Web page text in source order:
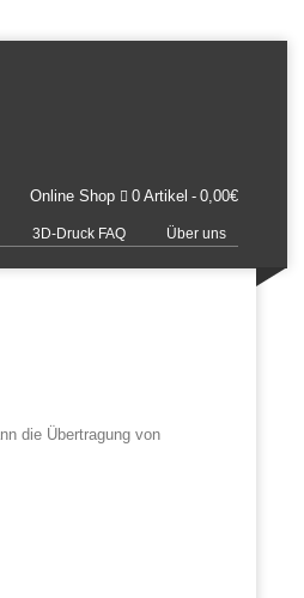
Online Shop 0 Artikel 0,00€
3D-Druck FAQ Über uns
die Übertragung von